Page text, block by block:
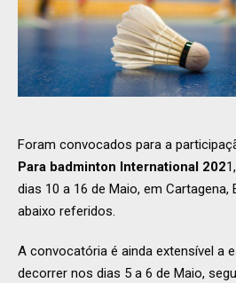
Foram convocados para a
Para badminton International 202
dias 10 a 16 de Maio, em Cartagena,
abaixo referidos.
A convocatória é ainda extensível a
decorrer nos dias 5 a 6 de Maio,